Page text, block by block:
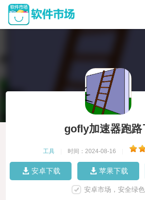
gofly加速器跑路
工具 时间：2024-08-16
安卓下载 苹果下载
安卓市场，安全绿色